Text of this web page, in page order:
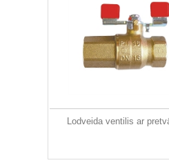
Lodveida ventilis ar